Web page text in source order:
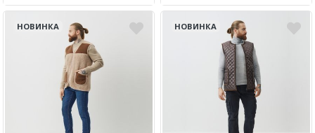
НОВИНКА НОВИНКА